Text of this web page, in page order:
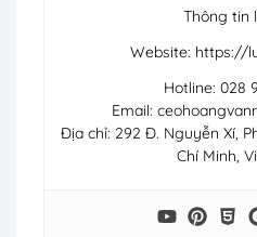
Thông tin
Website: https://
Hotline: 028
Email:
Địa chỉ: 292 Đ. Nguyễn Xí,
Chí Minh,